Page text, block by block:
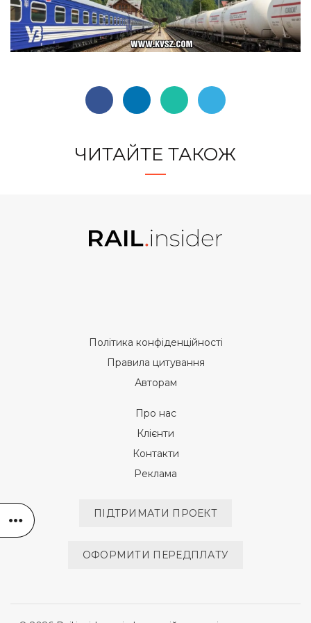
ЧИТАЙТЕ ТАКОЖ
Політика конфіденційності
Правила цитування
Авторам
Про нас
Клієнти
Контакти
Реклама
ПІДТРИМАТИ ПРОЕКТ
ОФОРМИТИ ПЕРЕДПЛАТУ